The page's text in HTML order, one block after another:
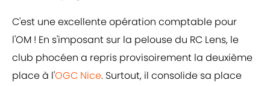
C'est une excellente opération comptable pour
l'OM ! En s'imposant sur la pelouse du RC Lens, le
club phocéen a repris provisoirement la deuxième
place à l'OGC Nice. Surtout, il consolide sa place